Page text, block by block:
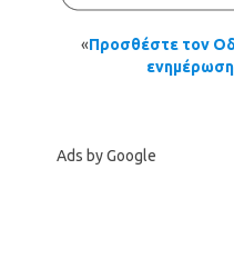
«Προσθέστε τον
Ads by Google